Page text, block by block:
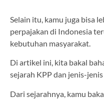
Selain itu, kamu juga bisa
perpajakan di Indonesia
kebutuhan masyarakat.
Di artikel ini, kita bakal
sejarah KPP dan jenis-
Dari sejarahnya, kamu